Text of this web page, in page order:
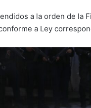
a la orden de la
a Ley